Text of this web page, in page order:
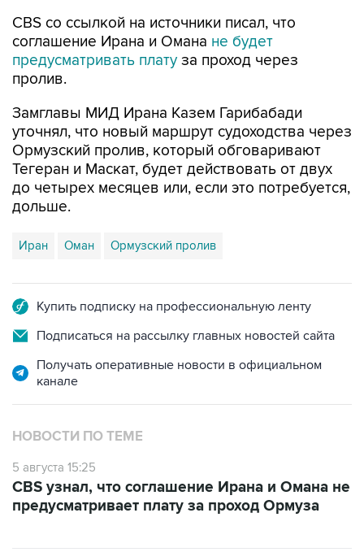
CBS со ссылкой на источники писал, что
соглашение Ирана и Омана не будет
предусматривать плату за проход через
пролив.
Замглавы МИД Ирана Казем Гарибабади
уточнял, что новый маршрут судоходства через
Ормузский пролив, который обговаривают
Тегеран и Маскат, будет действовать от двух
до четырех месяцев или, если это потребуется,
дольше.
Иран Оман Ормузский пролив
Купить подписку на профессиональную ленту
Подписаться на рассылку главных новостей сайта
Получать оперативные новости в официальном
канале
НОВОСТИ ПО ТЕМЕ
5 августа 15:25
CBS узнал, что соглашение Ирана и Омана не
предусматривает плату за проход Ормуза